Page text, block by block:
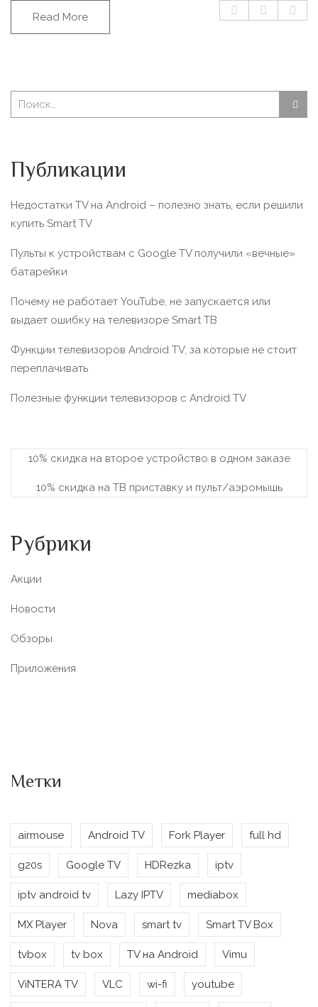
Read More
Публикации
Недостатки TV на Android – полезно знать, если решили
купить Smart TV
Пульты к устройствам с Google TV получили «вечные»
батарейки
Почему не работает YouTube, не запускается или
выдает ошибку на телевизоре Smart TВ
Функции телевизоров Android TV, за которые не стоит
переплачивать
Полезные функции телевизоров c Android TV
10% скидка на второе устройство в одном заказе
10% скидка на ТВ приставку и пульт/аэромышь
Рубрики
Акции
Новости
Обзоры
Приложения
Метки
airmouse Android TV Fork Player full hd
g20s Google TV HDRezka iptv
iptv android tv Lazy IPTV mediabox
MX Player Nova smart tv Smart TV Box
tvbox tv box TV на Android Vimu
ViNTERA TV VLC wi-fi youtube